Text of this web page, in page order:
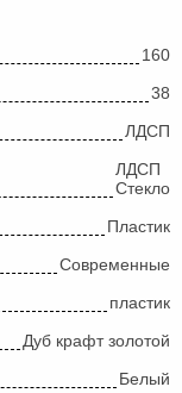
160
38
ЛДСП
ЛДСП
Стекло
Пластик
Современные
пластик
Дуб крафт золотой
Белый